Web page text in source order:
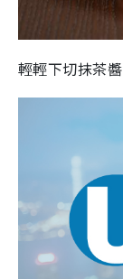
輕輕下切抹茶